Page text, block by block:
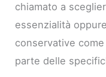
chiamato a
essenzialità
conservative come
parte delle